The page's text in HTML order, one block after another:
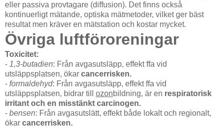
eller passiva provtagare (diffusion). Det finns också
kontinuerligt mätande, optiska mätmetoder, vilket ger bäst
resultat men kräver en mätstation och kostar mycket.
Övriga luftföroreningar
Toxicitet:
- 1,3-butadien: Från avgasutsläpp, effekt ffa vid
utsläppsplatsen, ökar cancerrisken.
- formaldehyd: Från avgasutsläpp, effekt ffa vid
utsläppsplatsen, bidrar till ozonbildning, är en respiratorisk
irritant och en misstänkt carcinogen.
- bensen: Från avgasutslätt, effekt både lokalt och regionalt,
ökar cancerrisken.